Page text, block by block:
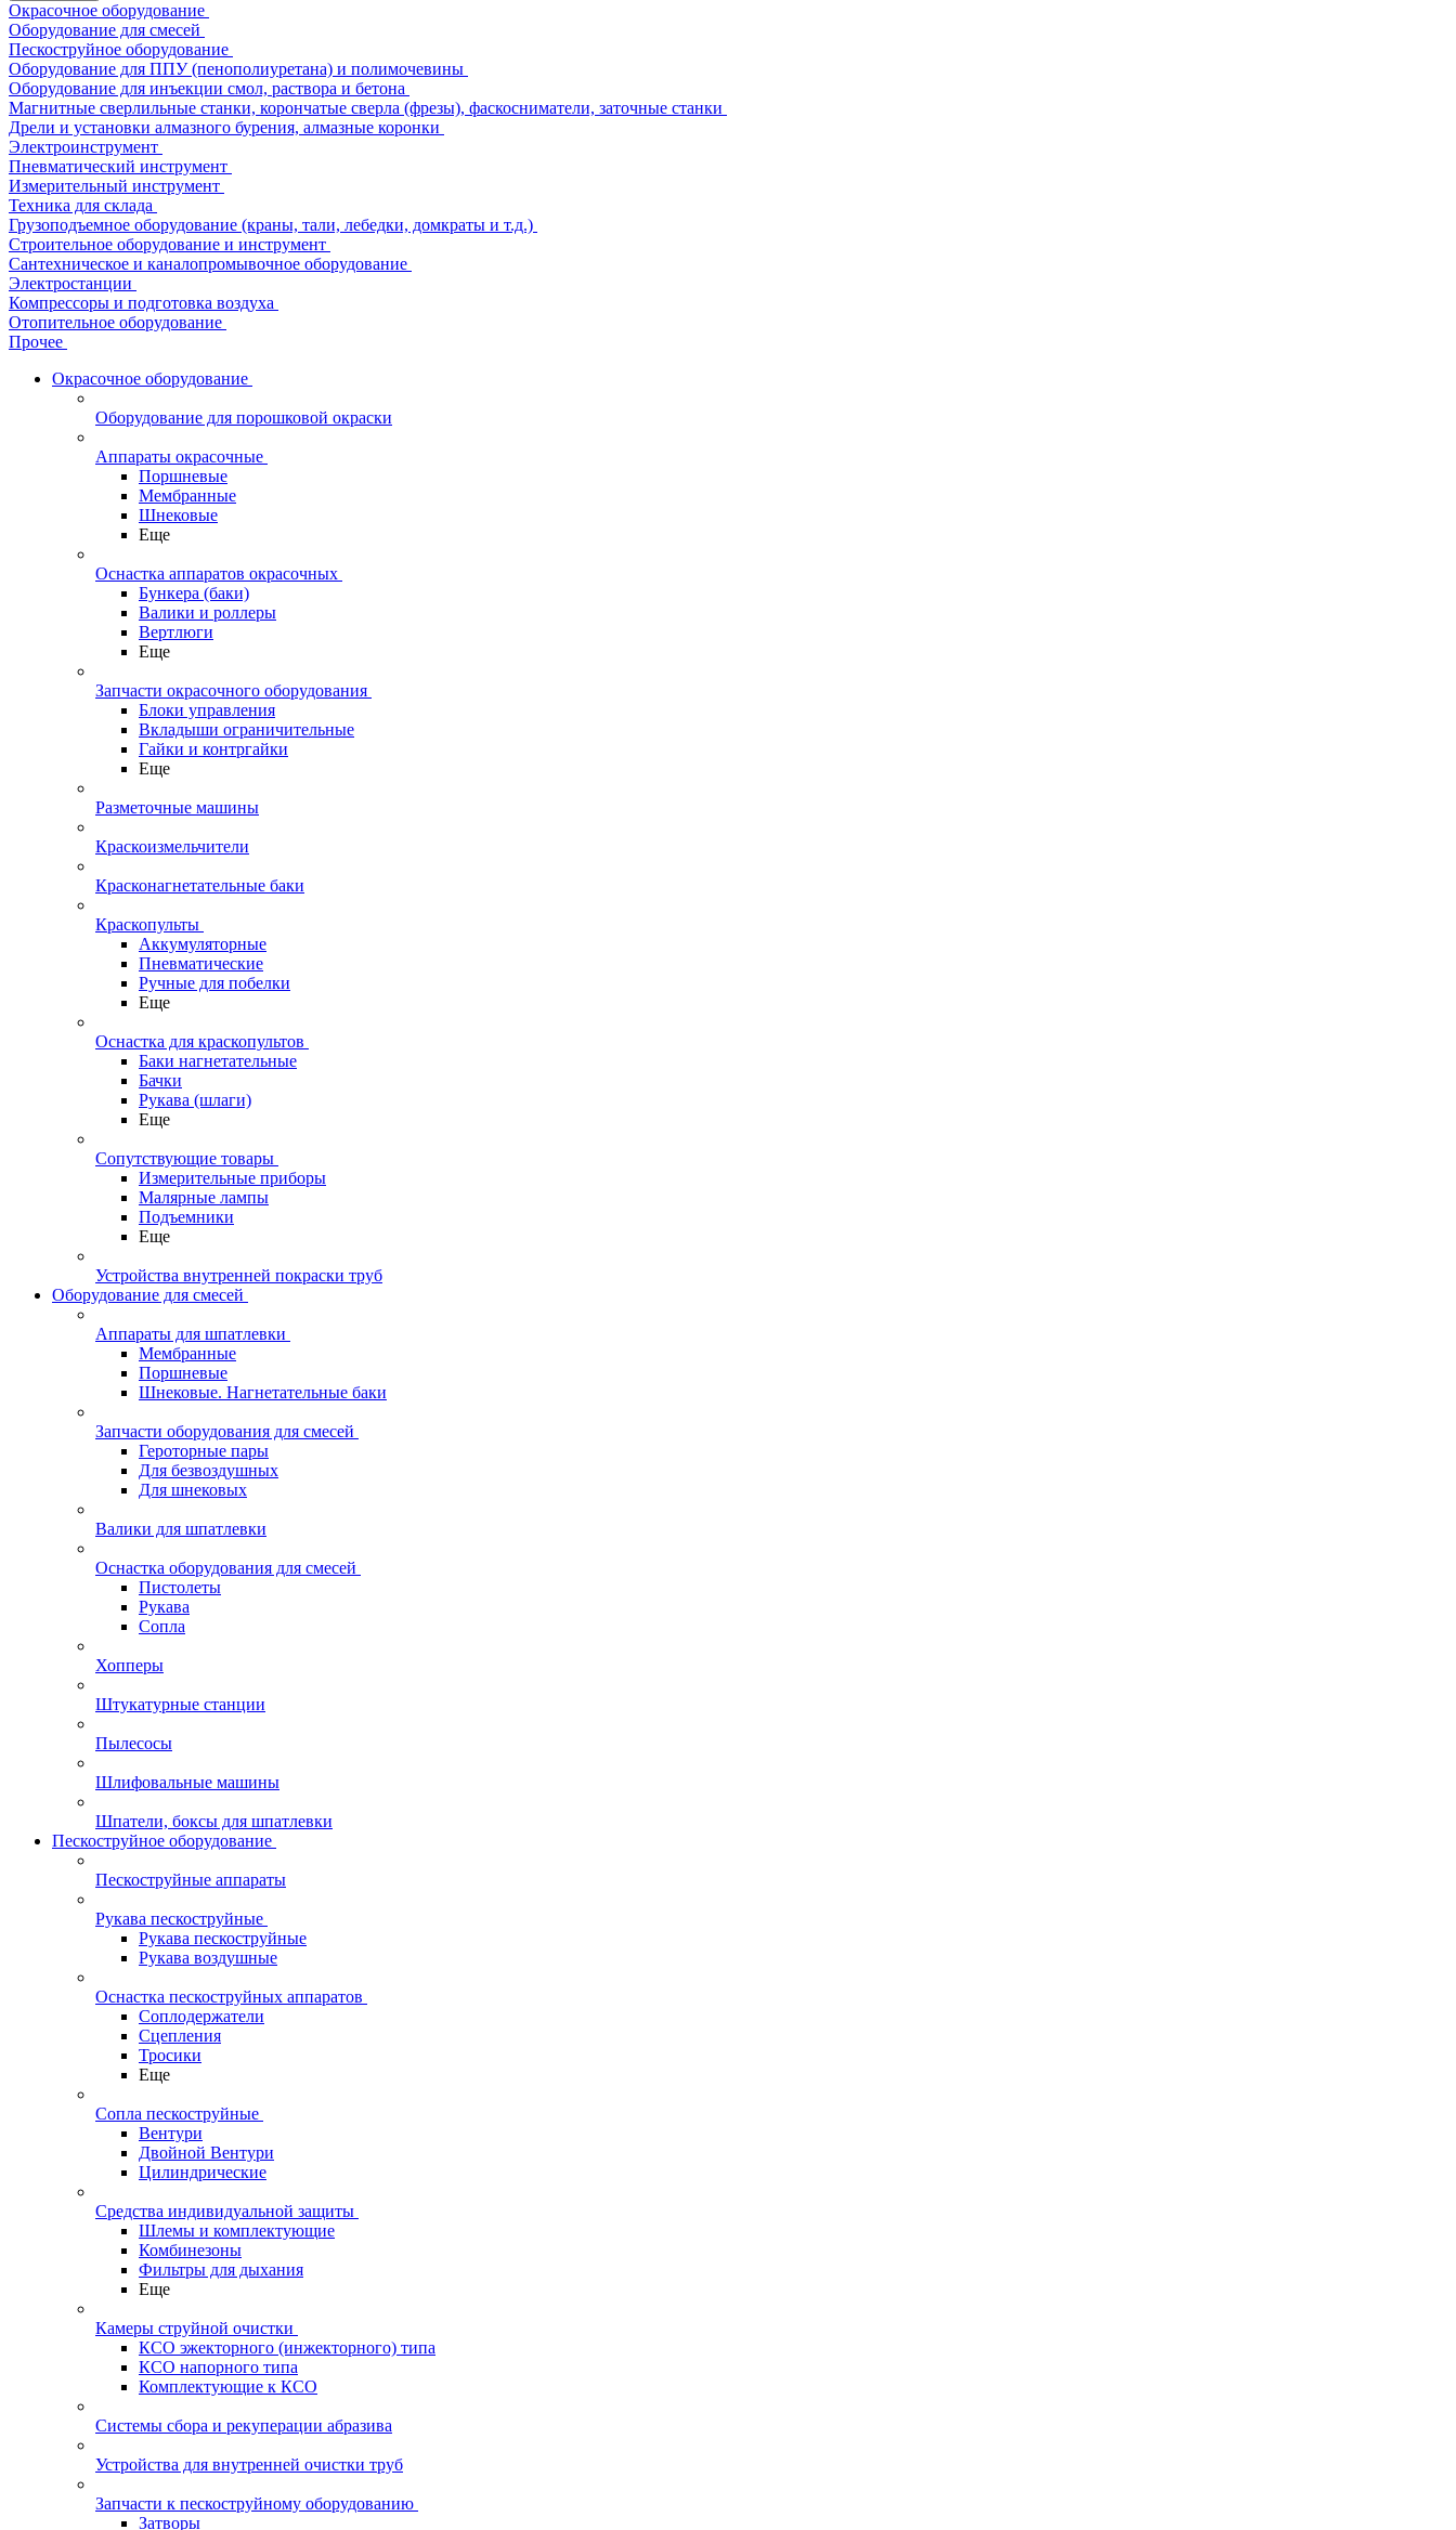
Окрасочное оборудование
Оборудование для смесей
Пескоструйное оборудование
Оборудование для ППУ (пенополиуретана) и полимочевины
Оборудование для инъекции смол, раствора и бетона
Магнитные сверлильные станки, корончатые сверла (фрезы), фаскосниматели, заточные станки
Дрели и установки алмазного бурения, алмазные коронки
Электроинструмент
Пневматический инструмент
Измерительный инструмент
Техника для склада
Грузоподъемное оборудование (краны, тали, лебедки, домкраты и т.д.)
Строительное оборудование и инструмент
Сантехническое и каналопромывочное оборудование
Электростанции
Компрессоры и подготовка воздуха
Отопительное оборудование
Прочее
Окрасочное оборудование
Оборудование для порошковой окраски
Аппараты окрасочные
Поршневые
Мембранные
Шнековые
Еще
Оснастка аппаратов окрасочных
Бункера (баки)
Валики и роллеры
Вертлюги
Еще
Запчасти окрасочного оборудования
Блоки управления
Вкладыши ограничительные
Гайки и контргайки
Еще
Разметочные машины
Краскоизмельчители
Красконагнетательные баки
Краскопульты
Аккумуляторные
Пневматические
Ручные для побелки
Еще
Оснастка для краскопультов
Баки нагнетательные
Бачки
Рукава (шлаги)
Еще
Сопутствующие товары
Измерительные приборы
Малярные лампы
Подъемники
Еще
Устройства внутренней покраски труб
Оборудование для смесей
Аппараты для шпатлевки
Мембранные
Поршневые
Шнековые. Нагнетательные баки
Запчасти оборудования для смесей
Героторные пары
Для безвоздушных
Для шнековых
Валики для шпатлевки
Оснастка оборудования для смесей
Пистолеты
Рукава
Сопла
Хопперы
Штукатурные станции
Пылесосы
Шлифовальные машины
Шпатели, боксы для шпатлевки
Пескоструйное оборудование
Пескоструйные аппараты
Рукава пескоструйные
Рукава пескоструйные
Рукава воздушные
Оснастка пескоструйных аппаратов
Соплодержатели
Сцепления
Тросики
Еще
Сопла пескоструйные
Вентури
Двойной Вентури
Цилиндрические
Средства индивидуальной защиты
Шлемы и комплектующие
Комбинезоны
Фильтры для дыхания
Еще
Камеры струйной очистки
КСО эжекторного (инжекторного) типа
КСО напорного типа
Комплектующие к КСО
Системы сбора и рекуперации абразива
Устройства для внутренней очистки труб
Запчасти к пескоструйному оборудованию
Затворы